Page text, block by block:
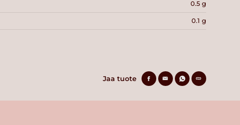
0.5 g
0.1 g
Jaa tuote